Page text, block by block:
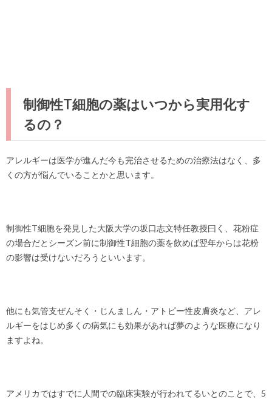
制御性T細胞の薬はいつから実用化す
るの？
アレルギーは医学が進んだ今も完治させるための治療法はなく、多
くの方が悩んでいることかと思います。
制御性T細胞を発見した大阪大学の坂口志文特任教授曰く、花粉症
の場合だとシーズン前に制御性T細胞の薬を飲めば翌年からは花粉
の影響は受けないだろうといいます。
他にも気管支ぜんそく・じんましん・アトピー性皮膚炎など、アレ
ルギーをはじめ多くの病気にも効果があれば夢のような医療になり
ますよね。
アメリカではすでに人間での臨床実験が行われてるいとのことで、 5